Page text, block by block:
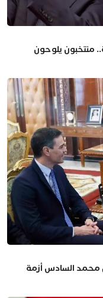
منتخبون يلوحون
السادس أزمة